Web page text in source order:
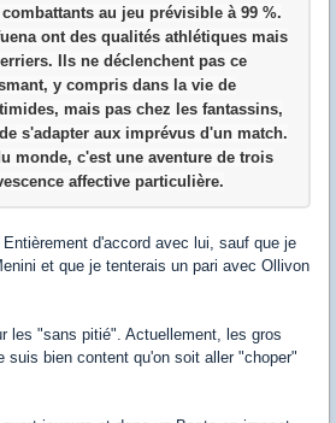
au jeu prévisible à 99 %.
ont des qualités athlétiques mais
Ils ne déclenchent pas ce
y compris dans la vie de
mais pas chez les fantassins,
s'adapter aux imprévus d'un match.
monde, c'est une aventure de trois
affective particulière.
Entièrement d'accord avec lui, sauf que je
et que je tenterais un pari avec Ollivon
les "sans pitié". Actuellement, les gros
suis bien content qu'on soit aller "choper"